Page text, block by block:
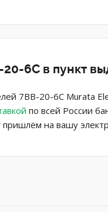
6C в пункт
7BB-20-6C Murata
по всей России
на вашу